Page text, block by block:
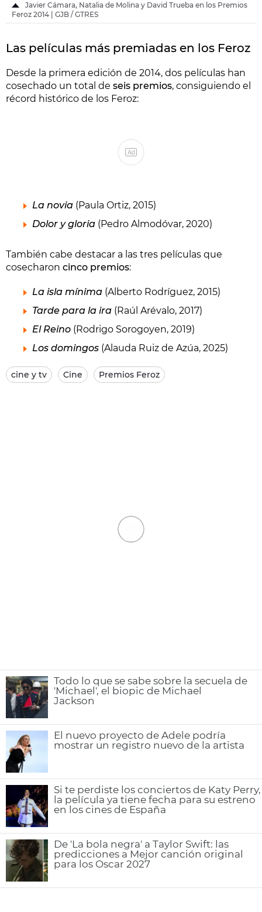
Javier Cámara, Natalia de Molina y David Trueba en los Premios
Feroz 2014 | GJB / GTRES
Las películas más premiadas en los Feroz
Desde la primera edición de 2014, dos películas han
cosechado un total de seis premios, consiguiendo el
récord histórico de los Feroz:
Ad
La novia (Paula Ortiz, 2015)
Dolor y gloria (Pedro Almodóvar, 2020)
También cabe destacar a las tres películas que
cosecharon cinco premios:
La isla mínima (Alberto Rodríguez, 2015)
Tarde para la ira (Raúl Arévalo, 2017)
El Reino (Rodrigo Sorogoyen, 2019)
Los domingos (Alauda Ruiz de Azúa, 2025)
cine y tv Cine Premios Feroz
Todo lo que se sabe sobre la secuela de
'Michael', el biopic de Michael
Jackson
El nuevo proyecto de Adele podría
mostrar un registro nuevo de la artista
Si te perdiste los conciertos de Katy Perry,
la película ya tiene fecha para su estreno
en los cines de España
De 'La bola negra' a Taylor Swift: las
predicciones a Mejor canción original
para los Oscar 2027